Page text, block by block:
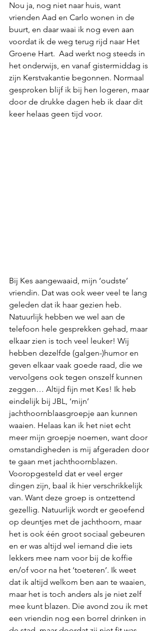
Nou ja, nog niet naar huis, want
vrienden Aad en Carlo wonen in de
buurt, en daar waai ik nog even aan
voordat ik de weg terug rijd naar Het
Groene Hart.  Aad werkt nog steeds in
het onderwijs, en vanaf gistermiddag is
zijn Kerstvakantie begonnen. Normaal
gesproken blijf ik bij hen logeren, maar
door de drukke dagen heb ik daar dit
keer helaas geen tijd voor.
Bij Kes aangewaaid, mijn ‘oudste’
vriendin. Dat was ook weer veel te lang
geleden dat ik haar gezien heb.
Natuurlijk hebben we wel aan de
telefoon hele gesprekken gehad, maar
elkaar zien is toch veel leuker! Wij
hebben dezelfde (galgen-)humor en
geven elkaar vaak goede raad, die we
vervolgens ook tegen onszelf kunnen
zeggen… Altijd fijn met Kes! Ik heb
eindelijk bij JBL, ‘mijn’
jachthoornblaasgroepje aan kunnen
waaien. Helaas kan ik het niet echt
meer mijn groepje noemen, want door
omstandigheden is mij afgeraden door
te gaan met jachthoornblazen.
Vooropgesteld dat er veel erger
dingen zijn, baal ik hier verschrikkelijk
van. Want deze groep is ontzettend
gezellig. Natuurlijk wordt er geoefend
op deuntjes met de jachthoorn, maar
het is ook één groot sociaal gebeuren
en er was altijd wel iemand die iets
lekkers mee nam voor bij de koffie
en/of voor na het ‘toeteren’. Ik weet
dat ik altijd welkom ben aan te waaien,
maar het is toch anders als je niet zelf
mee kunt blazen. Die avond zou ik met
een vriendin nog een borrel drinken in